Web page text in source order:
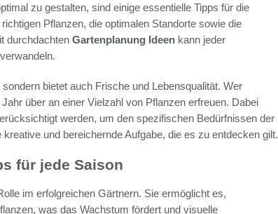
zu gestalten, sind einige essentielle Tipps für die
Pflanzen, die optimalen Standorte sowie die
durchdachten Gartenplanung Ideen kann jeder
bietet auch Frische und Lebensqualität. Wer
über an einer Vielzahl von Pflanzen erfreuen. Dabei
werden, um den spezifischen Bedürfnissen der
und bereichernde Aufgabe, die es zu entdecken gilt.
für jede Saison
im erfolgreichen Gärtnern. Sie ermöglicht es,
was das Wachstum fördert und visuelle